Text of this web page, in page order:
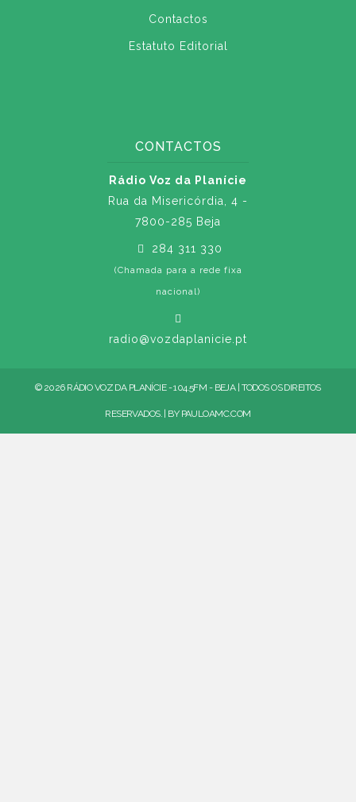
Contactos
Estatuto Editorial
CONTACTOS
Rádio Voz da Planície
Rua da Misericórdia, 4 -
7800-285 Beja
284 311 330
(Chamada para a rede fixa
nacional)
radio@vozdaplanicie.pt
© 2026 RÁDIO VOZ DA PLANÍCIE - 104.5FM - BEJA | TODOS OS DIREITOS
RESERVADOS. | BY PAULOAMC.COM